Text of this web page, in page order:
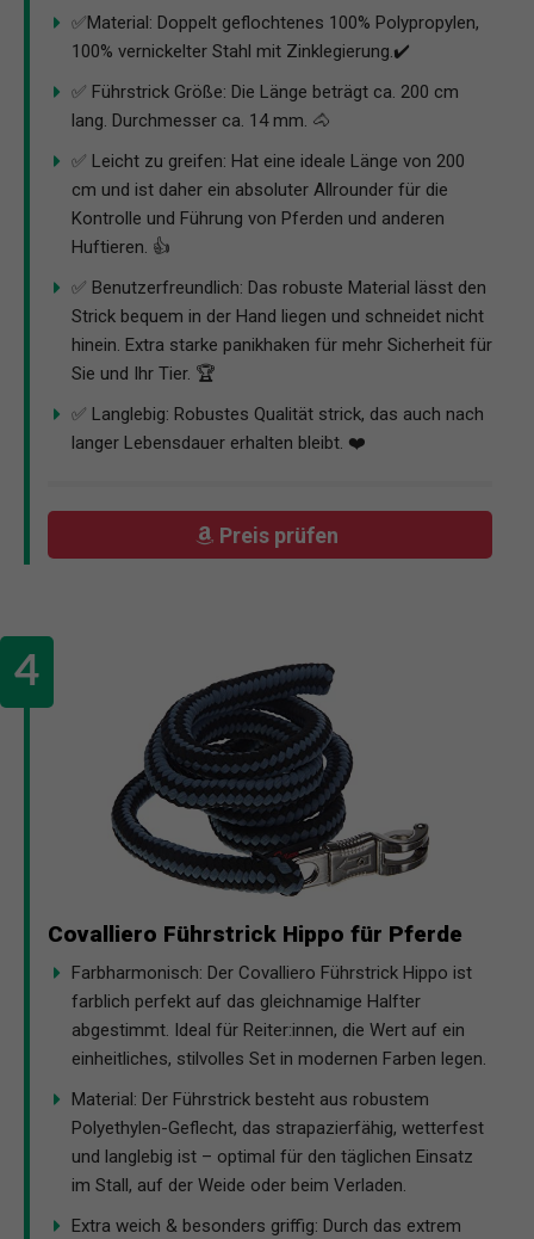
✅Material: Doppelt geflochtenes 100% Polypropylen,
100% vernickelter Stahl mit Zinklegierung.✔️
✅ Führstrick Größe: Die Länge beträgt ca. 200 cm
lang. Durchmesser ca. 14 mm. 🐴
✅ Leicht zu greifen: Hat eine ideale Länge von 200
cm und ist daher ein absoluter Allrounder für die
Kontrolle und Führung von Pferden und anderen
Huftieren. 👍
✅ Benutzerfreundlich: Das robuste Material lässt den
Strick bequem in der Hand liegen und schneidet nicht
hinein. Extra starke panikhaken für mehr Sicherheit für
Sie und Ihr Tier. 🏆
✅ Langlebig: Robustes Qualität strick, das auch nach
langer Lebensdauer erhalten bleibt. ❤️
Preis prüfen
Covalliero Führstrick Hippo für Pferde
Farbharmonisch: Der Covalliero Führstrick Hippo ist
farblich perfekt auf das gleichnamige Halfter
abgestimmt. Ideal für Reiter:innen, die Wert auf ein
einheitliches, stilvolles Set in modernen Farben legen.
Material: Der Führstrick besteht aus robustem
Polyethylen-Geflecht, das strapazierfähig, wetterfest
und langlebig ist – optimal für den täglichen Einsatz
im Stall, auf der Weide oder beim Verladen.
Extra weich & besonders griffig: Durch das extrem